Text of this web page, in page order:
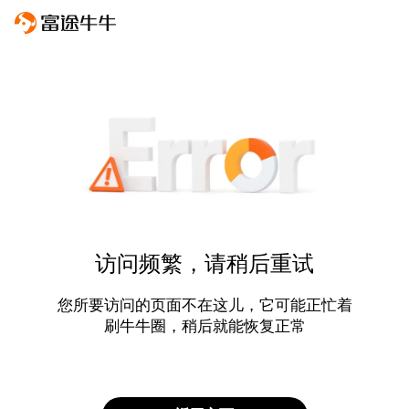
访问频繁，请稍后重试
您所要访问的页面不在这儿，它可能正忙着
刷牛牛圈，稍后就能恢复正常